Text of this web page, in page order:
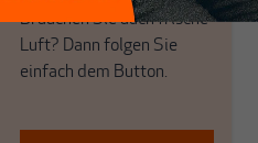
Brauchen Sie auch frische
Luft? Dann folgen Sie
einfach dem Button.